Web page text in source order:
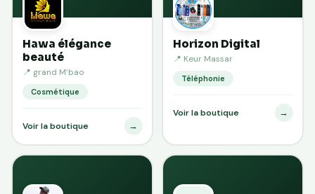
Hawa élégance
beauté
📍 grand M’bao
Cosmétique
Voir la boutique →
Horizon Digital
📍 Keur Massar
Téléphonie
Voir la boutique →